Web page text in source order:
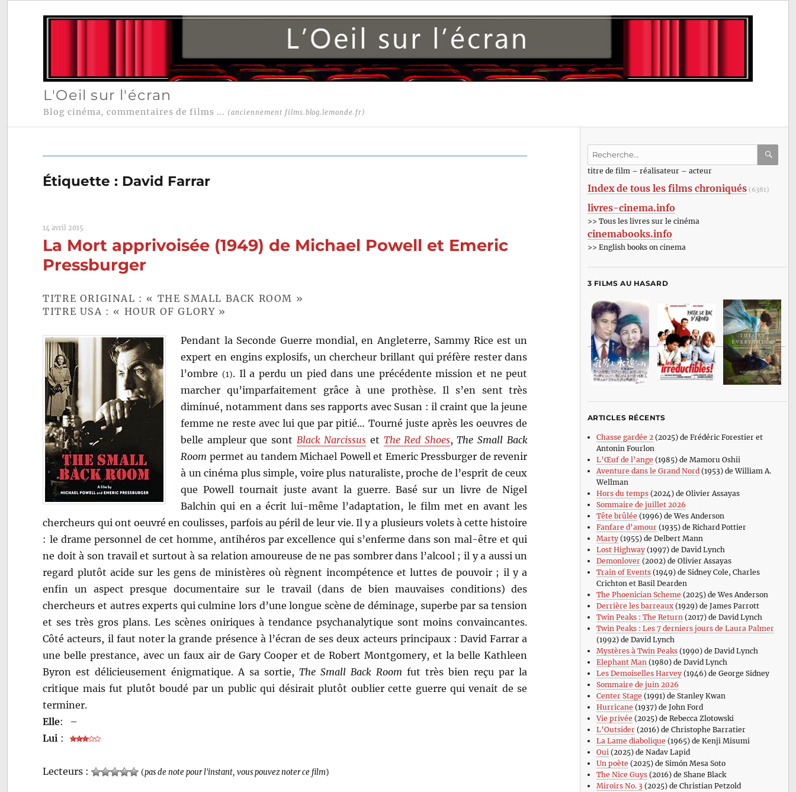
L'Oeil sur l'écran
Blog cinéma, commentaires de films ... (anciennement films.blog.lemonde.fr)
Étiquette : David Farrar
14 avril 2015
La Mort apprivoisée (1949) de Michael Powell et Emeric
Pressburger
TITRE ORIGINAL : « THE SMALL BACK ROOM »
TITRE USA : « HOUR OF GLORY »
Pendant la Seconde Guerre mondial, en Angleterre, Sammy Rice est un
expert en engins explosifs, un chercheur brillant qui préfère rester dans
l’ombre(1). Il a perdu un pied dans une précédente mission et ne peut
marcher qu’imparfaitement grâce à une prothèse. Il s’en sent très
diminué, notamment dans ses rapports avec Susan : il craint que la jeune
femme ne reste avec lui que par pitié… Tourné juste après les oeuvres de
belle ampleur que sont Black Narcissus et The Red Shoes,The Small Back
Room permet au tandem Michael Powell et Emeric Pressburger de revenir
à un cinéma plus simple, voire plus naturaliste, proche de l’esprit de ceux
que Powell tournait juste avant la guerre. Basé sur un livre de Nigel
Balchin qui en a écrit lui-même l’adaptation, le film met en avant les
chercheurs qui ont oeuvré en coulisses, parfois au péril de leur vie. Il y a plusieurs volets à cette histoire
: le drame personnel de cet homme, antihéros par excellence qui s’enferme dans son mal-être et qui
ne doit à son travail et surtout à sa relation amoureuse de ne pas sombrer dans l’alcool ; il y a aussi un
regard plutôt acide sur les gens de ministères où règnent incompétence et luttes de pouvoir ; il y a
enfin un aspect presque documentaire sur le travail (dans de bien mauvaises conditions) des
chercheurs et autres experts qui culmine lors d’une longue scène de déminage, superbe par sa tension
et ses très gros plans. Les scènes oniriques à tendance psychanalytique sont moins convaincantes.
Côté acteurs, il faut noter la grande présence à l’écran de ses deux acteurs principaux : David Farrar a
une belle prestance, avec un faux air de Gary Cooper et de Robert Montgomery, et la belle Kathleen
Byron est délicieusement énigmatique. A sa sortie,The Small Back Room fut très bien reçu par la
critique mais fut plutôt boudé par un public qui désirait plutôt oublier cette guerre qui venait de se
terminer.
Elle:
–
Lui :
Lecteurs : (pas de note pour l'instant, vous pouvez noter ce film)
Recherche
:titre de film – réalisateur – acteur
Index de tous les films chroniqués (6381)
livres-cinema.info
>> Tous les livres sur le cinéma
cinemabooks.info
>> English books on cinema
3 FILMS AU HASARD
ARTICLES RÉCENTS
Chasse gardée 2(2025) de Frédéric Forestier et
Antonin Fourlon
L’Œuf de l’ange (1985) de Mamoru Oshii
Aventure dans le Grand Nord(1953) de William A.
Wellman
Hors du temps(2024) de Olivier Assayas
Sommaire de juillet 2026
Tête brûlée (1996) de Wes Anderson
Fanfare d’amour(1935) de Richard Pottier
Marty(1955) de Delbert Mann
Lost Highway(1997) de David Lynch
Demonlover(2002) de Olivier Assayas
Train of Events(1949) de Sidney Cole, Charles
Crichton et Basil Dearden
The Phoenician Scheme (2025) de Wes Anderson
Derrière les barreaux(1929) de James Parrott
Twin Peaks : The Return(2017) de David Lynch
Twin Peaks : Les 7 derniers jours de Laura Palmer
(1992) de David Lynch
Mystères à Twin Peaks(1990) de David Lynch
Elephant Man(1980) de David Lynch
Les Demoiselles Harvey(1946) de George Sidney
Sommaire de juin 2026
Center Stage (1991) de Stanley Kwan
Hurricane (1937) de John Ford
Vie privée (2025) de Rebecca Zlotowski
L’Outsider(2016) de Christophe Barratier
La Lame diabolique (1965) de Kenji Misumi
Oui(2025) de Nadav Lapid
Un poète (2025) de Simón Mesa Soto
The Nice Guys(2016) de Shane Black
Miroirs No. 3 (2025) de Christian Petzold